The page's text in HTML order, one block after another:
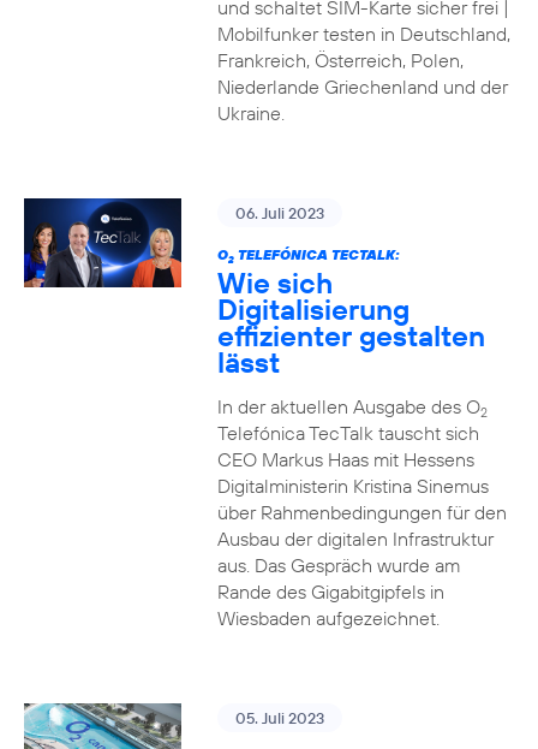
und schaltet SIM-Karte sicher frei |
Mobilfunker testen in Deutschland,
Frankreich, Österreich, Polen,
Niederlande Griechenland und der
Ukraine.
06. Juli 2023
O2TELEFÓNICA TECTALK:
Wie sich
Digitalisierung
effizienter gestalten
lässt
In der aktuellen Ausgabe des O2
Telefónica TecTalk tauscht sich
CEO Markus Haas mit Hessens
Digitalministerin Kristina Sinemus
über Rahmenbedingungen für den
Ausbau der digitalen Infrastruktur
aus. Das Gespräch wurde am
Rande des Gigabitgipfels in
Wiesbaden aufgezeichnet.
05. Juli 2023